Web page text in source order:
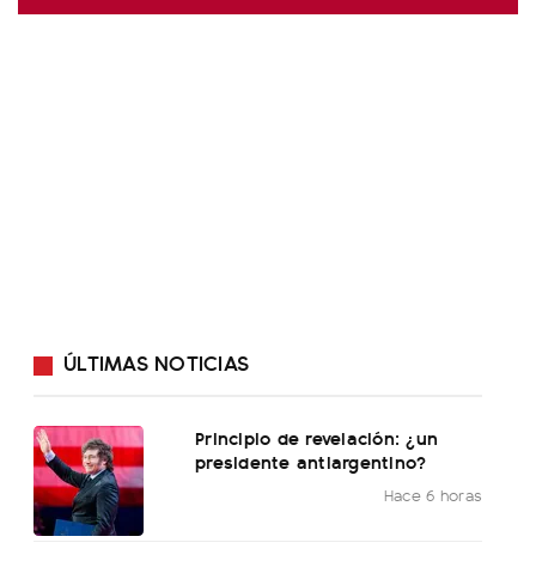
ÚLTIMAS NOTICIAS
Principio de revelación: ¿un
presidente antiargentino?
Hace 6 horas